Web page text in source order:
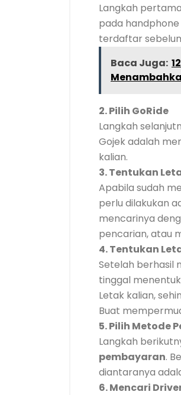
Langkah
pada
terdaftar
Baca Juga:
2. Pilih GoRide
Langkah
Gojek adalah
kalian.
3. Tentukan
Apabila sudah
perlu dilakukan
mencarinya
pencarian, atau
4. Tentukan
Setelah berhasil
tinggal
Letak kalian,
Buat
5. Pilih Metode
Langkah
pembayaran.
diantaranya
6. Mencari